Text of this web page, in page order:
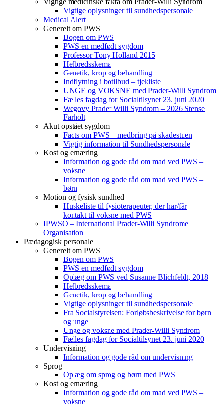
Vigtige medicinske fakta om Prader-Willi Syndrom
Vigtige oplysninger til sundhedspersonale
Medical Alert
Generelt om PWS
Bogen om PWS
PWS en medfødt sygdom
Professor Tony Holland 2015
Helbredsskema
Genetik, krop og behandling
Indflytning i botilbud – tjekliste
UNGE og VOKSNE med Prader-Willi Syndrom
Fælles fagdag for Socialtilsynet 23. juni 2020
Wegovy Prader Willi Syndrom – 2026 Stense
Farholt
Akut opstået sygdom
Facts om PWS – medbring på skadestuen
Vigtig information til Sundhedspersonale
Kost og ernæring
Information og gode råd om mad ved PWS –
voksne
Information og gode råd om mad ved PWS –
børn
Motion og fysisk sundhed
Huskeliste til fysioterapeuter, der har/får
kontakt til voksne med PWS
IPWSO – International Prader-Willi Syndrome
Organisation
Pædagogisk personale
Generelt om PWS
Bogen om PWS
PWS en medfødt sygdom
Oplæg om PWS ved Susanne Blichfeldt, 2018
Helbredsskema
Genetik, krop og behandling
Vigtige oplysninger til sundhedspersonale
Fra Socialstyrelsen: Forløbsbeskrivelse for børn
og unge
Unge og voksne med Prader-Willi Syndrom
Fælles fagdag for Socialtilsynet 23. juni 2020
Undervisning
Information og gode råd om undervisning
Sprog
Oplæg om sprog og børn med PWS
Kost og ernæring
Information og gode råd om mad ved PWS –
voksne